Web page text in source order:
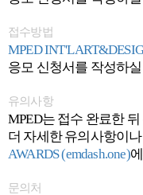
접수방법
MPED INT'L
응모 신청서를 작성하
유의사항
MPED는 접수 완료한
더 자세한 유의사항이
AWARDS (emdash.one)
문의처